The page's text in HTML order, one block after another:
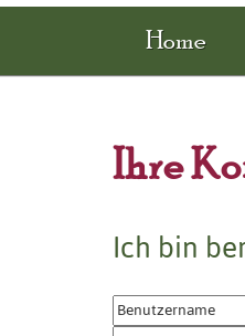
Home
Ihre
Ich bin